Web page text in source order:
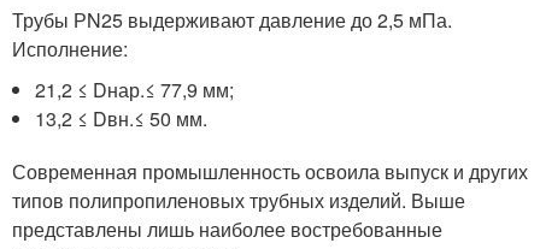
Трубы РN25 выдерживают давление до 2,5 мПа.
Исполнение:
21,2 ≤ Dнар.≤ 77,9 мм;
13,2 ≤ Dвн.≤ 50 мм.
Современная промышленность освоила выпуск и других
типов полипропиленовых трубных изделий. Выше
представлены лишь наиболее востребованные